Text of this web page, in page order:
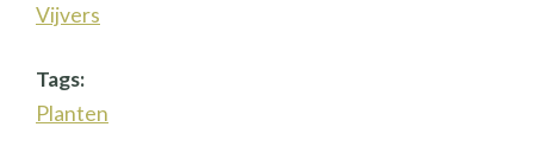
Vijvers
Tags:
Planten